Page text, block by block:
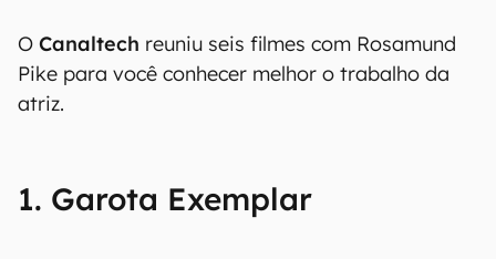
O Canaltech reuniu seis filmes com Rosamund
Pike para você conhecer melhor o trabalho da
atriz.
1. Garota Exemplar